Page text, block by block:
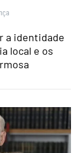
a identidade
local e os